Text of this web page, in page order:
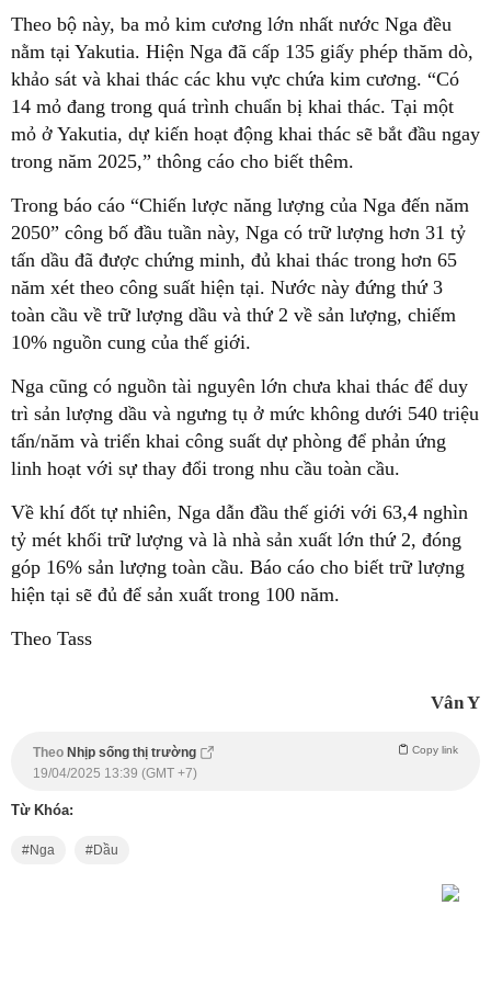
Theo bộ này, ba mỏ kim cương lớn nhất nước Nga đều
nằm tại Yakutia. Hiện Nga đã cấp 135 giấy phép thăm dò,
khảo sát và khai thác các khu vực chứa kim cương. “Có
14 mỏ đang trong quá trình chuẩn bị khai thác. Tại một
mỏ ở Yakutia, dự kiến hoạt động khai thác sẽ bắt đầu ngay
trong năm 2025,” thông cáo cho biết thêm.
Trong báo cáo “Chiến lược năng lượng của Nga đến năm
2050” công bố đầu tuần này, Nga có trữ lượng hơn 31 tỷ
tấn dầu đã được chứng minh, đủ khai thác trong hơn 65
năm xét theo công suất hiện tại. Nước này đứng thứ 3
toàn cầu về trữ lượng dầu và thứ 2 về sản lượng, chiếm
10% nguồn cung của thế giới.
Nga cũng có nguồn tài nguyên lớn chưa khai thác để duy
trì sản lượng dầu và ngưng tụ ở mức không dưới 540 triệu
tấn/năm và triển khai công suất dự phòng để phản ứng
linh hoạt với sự thay đổi trong nhu cầu toàn cầu.
Về khí đốt tự nhiên, Nga dẫn đầu thế giới với 63,4 nghìn
tỷ mét khối trữ lượng và là nhà sản xuất lớn thứ 2, đóng
góp 16% sản lượng toàn cầu. Báo cáo cho biết trữ lượng
hiện tại sẽ đủ để sản xuất trong 100 năm.
Theo Tass
Vân Y
Theo Nhịp sống thị trường Copy link
19/04/2025 13:39 (GMT +7)
Từ Khóa:
Nga Dầu